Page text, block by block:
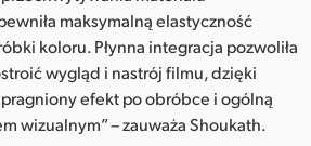
maksymalną elastyczność
koloru. Płynna integracja pozwoliła
wygląd i nastrój filmu, dzięki
efekt po obróbce i ogólną
wizualnym” – zauważa Shoukath.